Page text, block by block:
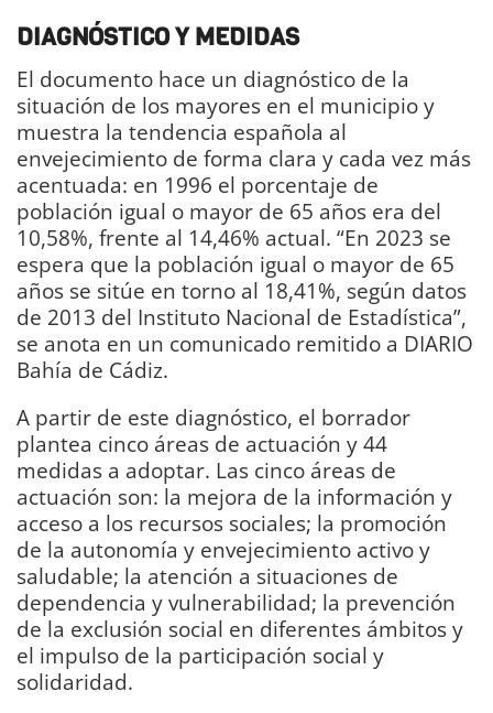
DIAGNÓSTICO Y MEDIDAS
El documento hace un diagnóstico de la
situación de los mayores en el municipio y
muestra la tendencia española al
envejecimiento de forma clara y cada vez más
acentuada: en 1996 el porcentaje de
población igual o mayor de 65 años era del
10,58%, frente al 14,46% actual. “En 2023 se
espera que la población igual o mayor de 65
años se sitúe en torno al 18,41%, según datos
de 2013 del Instituto Nacional de Estadística”,
se anota en un comunicado remitido a DIARIO
Bahía de Cádiz.
A partir de este diagnóstico, el borrador
plantea cinco áreas de actuación y 44
medidas a adoptar. Las cinco áreas de
actuación son: la mejora de la información y
acceso a los recursos sociales; la promoción
de la autonomía y envejecimiento activo y
saludable; la atención a situaciones de
dependencia y vulnerabilidad; la prevención
de la exclusión social en diferentes ámbitos y
el impulso de la participación social y
solidaridad.